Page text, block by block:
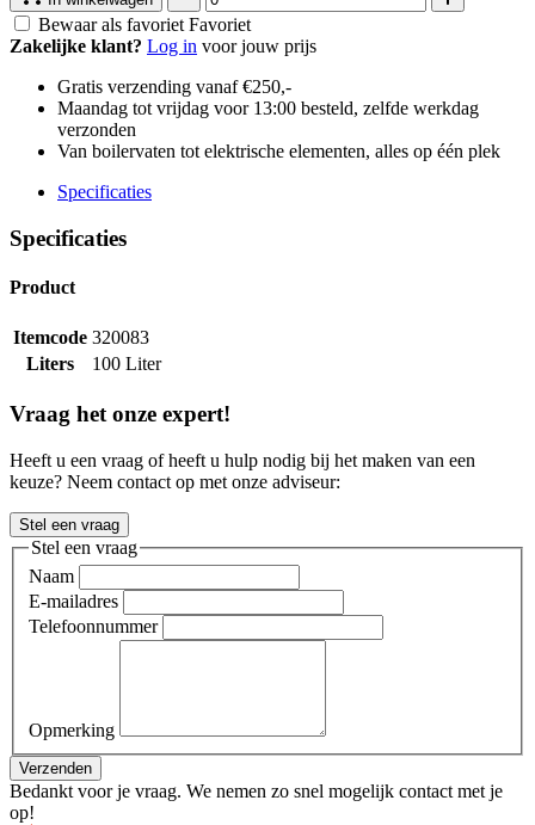
Bewaar als favoriet Favoriet
Zakelijke klant? Log in voor jouw prijs
Gratis verzending vanaf €250,-
Maandag tot vrijdag voor 13:00 besteld, zelfde werkdag
verzonden
Van boilervaten tot elektrische elementen, alles op één plek
Specificaties
Specificaties
Product
Itemcode 320083
Liters
100 Liter
Vraag het onze expert!
Heeft u een vraag of heeft u hulp nodig bij het maken van een
keuze? Neem contact op met onze adviseur:
Stel een vraag
Stel een vraag
Naam
E-mailadres
Telefoonnummer
Opmerking
Verzenden
Bedankt voor je vraag. We nemen zo snel mogelijk contact met je
op!